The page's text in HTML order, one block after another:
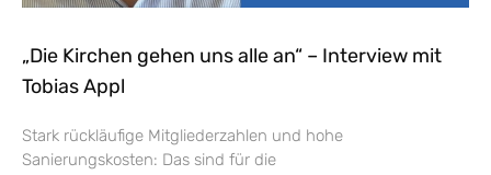
„Die Kirchen gehen uns alle an“ – Interview mit
Tobias Appl
Stark rückläufige Mitgliederzahlen und hohe
Sanierungskosten: Das sind für die